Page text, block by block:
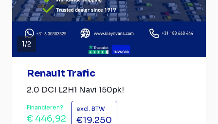
1/2
Renault Trafic
2.0 DCI L2H1 Navi 150pk!
Financieren?
€ 446,92
excl. BTW
€19.250